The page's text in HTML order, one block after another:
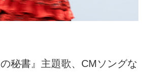
秘書』主題歌、CMソングな